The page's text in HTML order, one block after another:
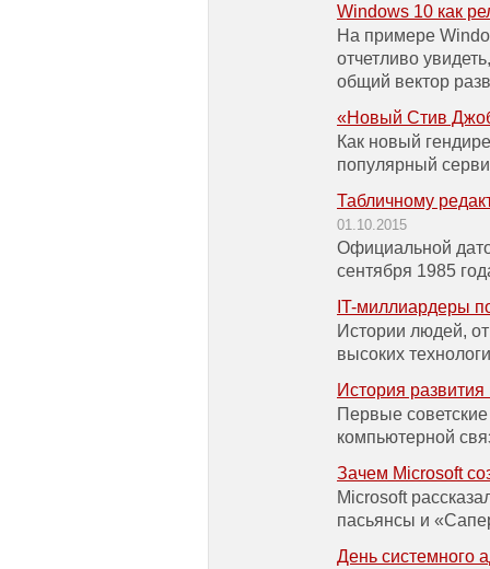
Windows 10 как
На примере
отчетливо
общий вектор
«Новый Стив
Как новый
популярный
Табличному
01.10.2015
Официальной
сентября 1985
IT-миллиардеры
Истории людей,
высоких
История развития
Первые
компьютерной
Зачем Microsoft
Microsoft
пасьянсы и
День системного